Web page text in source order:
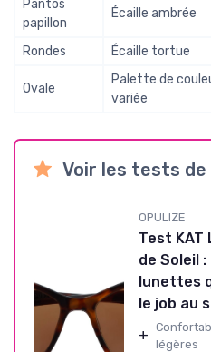
Pantos
papillon
Écaille ambrée
Rondes Écaille tortue
Ovale
Palette de
variée
Voir les tests
OPULIZE
Test
de Soleil :
lunettes
le job au
+
légères